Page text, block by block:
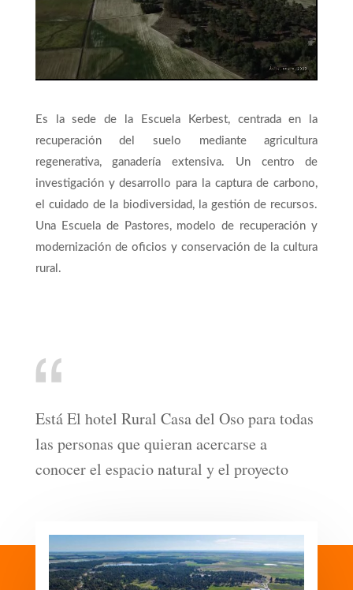
Es la sede de la Escuela Kerbest, centrada en la
recuperación del suelo mediante agricultura
regenerativa, ganadería extensiva. Un centro de
investigación y desarrollo para la captura de carbono,
el cuidado de la biodiversidad, la gestión de recursos.
Una Escuela de Pastores, modelo de recuperación y
modernización de oficios y conservación de la cultura
rural.
Está El hotel Rural Casa del Oso para todas
las personas que quieran acercarse a
conocer el espacio natural y el proyecto